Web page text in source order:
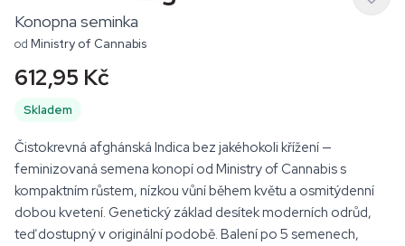
Konopna seminka
od Ministry of Cannabis
612,95 Kč
Skladem
Čistokrevná afghánská Indica bez jakéhokoli křížení —
feminizovaná semena konopí od Ministry of Cannabis s
kompaktním růstem, nízkou vůní během květu a osmitýdenní
dobou kvetení. Genetický základ desítek moderních odrůd,
teď dostupný v originální podobě. Balení po 5 semenech,